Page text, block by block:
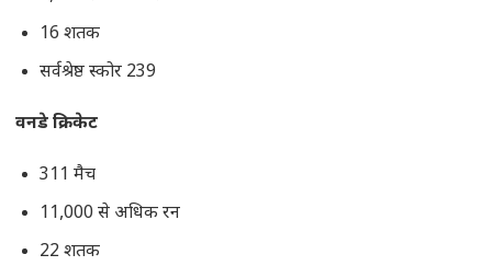
16 शतक
सर्वश्रेष्ठ स्कोर 239
वनडे क्रिकेट
311 मैच
11,000 से अधिक रन
22 शतक